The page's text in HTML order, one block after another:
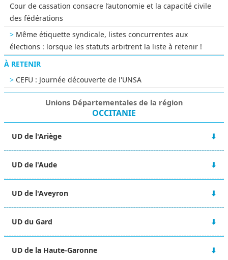
Cour de cassation consacre l’autonomie et la capacité civile
des fédérations
Même étiquette syndicale, listes concurrentes aux
élections : lorsque les statuts arbitrent la liste à retenir !
À RETENIR
CEFU : Journée découverte de l'UNSA
Unions Départementales de la région
OCCITANIE
UD de l'Ariège
09000 FOIX
05 61 65 45 50
ud-09@unsa.org
UD de l'Aude
11000 CARCASSONNE
04 68 25 68 85
ud-11@unsa.org
UD de l'Aveyron
12000 RODEZ
05 65 42 63 15
ud-12@unsa.org
UD du Gard
30000 NIMES
UD de la Haute-Garonne